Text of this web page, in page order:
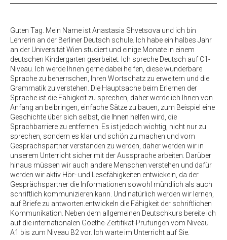
Guten Tag. Mein Name ist Anastasia Shvetsova und ich bin
Lehrerin an der Berliner Deutsch schule. Ich habe ein halbes Jahr
an der Universität Wien studiert und einige Monate in einem
deutschen Kindergarten gearbeitet. Ich spreche Deutsch auf C1-
Niveau. Ich werde Ihnen gerne dabei helfen, diese wunderbare
Sprache zu beherrschen, Ihren Wortschatz zu erweitern und die
Grammatik zu verstehen. Die Hauptsache beim Erlernen der
Sprache ist die Fähigkeit zu sprechen, daher werde ich Ihnen von
Anfang an beibringen, einfache Sätze zu bauen, zum Beispiel eine
Geschichte über sich selbst, die Ihnen helfen wird, die
Sprachbarriere zu entfernen. Es ist jedoch wichtig, nicht nur zu
sprechen, sondern es klar und schön zu machen und vom
Gesprächspartner verstanden zu werden, daher werden wir in
unserem Unterricht sicher mit der Aussprache arbeiten. Darüber
hinaus müssen wir auch andere Menschen verstehen und dafür
werden wir aktiv Hör- und Lesefähigkeiten entwickeln, da der
Gesprächspartner die Informationen sowohl mündlich als auch
schriftlich kommunizieren kann. Und natürlich werden wir lernen,
auf Briefe zu antworten.entwickeln die Fähigkeit der schriftlichen
Kommunikation. Neben dem allgemeinen Deutschkurs bereite ich
auf die internationalen Goethe-Zertifikat-Prüfungen vom Niveau
A1 bis zum Niveau B2 vor. Ich warte im Unterricht auf Sie.